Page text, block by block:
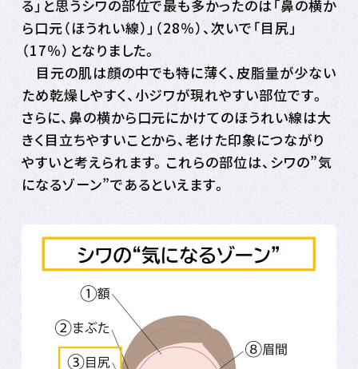
る」と思うシワの部位で最も多かったのは「鼻の横か
ら口元（ほうれい線）」（28％）、次いで「目尻」
（17％）となりました。
目元の肌は顔の中でも特に薄く、皮脂量が少ない
ため乾燥しやすく、小ジワが現れやすい部位です。
さらに、鼻の横から口元にかけてのほうれい線は大
きく目立ちやすいことから、老けた印象につながり
やすいと考えられます。これらの部位は、シワの”気
になるゾーン”であるといえます。